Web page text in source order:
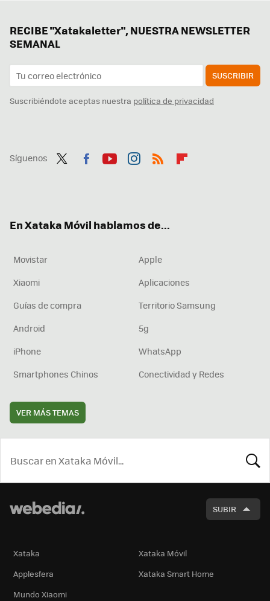
RECIBE "Xatakaletter", NUESTRA NEWSLETTER
SEMANAL
SUSCRIBIR
Suscribiéndote aceptas nuestra política de privacidad
Síguenos
En Xataka Móvil hablamos de...
Movistar
Apple
Xiaomi
Aplicaciones
Guías de compra
Territorio Samsung
Android
5g
iPhone
WhatsApp
Smartphones Chinos
Conectividad y Redes
VER MÁS TEMAS
SUBIR
Xataka
Xataka Móvil
Applesfera
Xataka Smart Home
Mundo Xiaomi